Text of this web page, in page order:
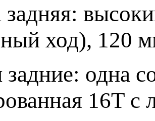
задняя:
ход), 120
задние: одна
16Т с